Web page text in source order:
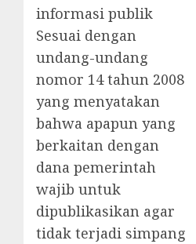
informasi publik
Sesuai dengan
undang-undang
nomor 14 tahun 2008
yang menyatakan
bahwa apapun yang
berkaitan dengan
dana pemerintah
wajib untuk
dipublikasikan agar
tidak terjadi simpang